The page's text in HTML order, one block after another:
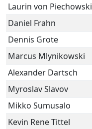
Laurin von Piechowski
Daniel Frahn
Dennis Grote
Marcus Mlynikowski
Alexander Dartsch
Myroslav Slavov
Mikko Sumusalo
Kevin Rene Tittel